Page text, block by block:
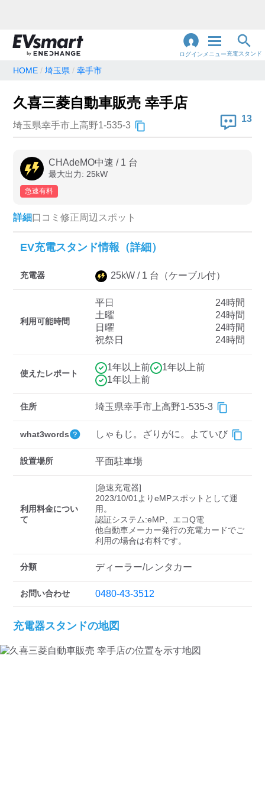
ログイン メニュー充電スタンド
地名・観光スポット・住所で検索
充電器の種類
急速充電器のみ表示
高速道路上のみ表示
認証システム
三菱ディーラーを表示
日産ディーラーを表示
急速-44kW-以上
検索する
HOME 埼玉県 幸手市
久喜三菱自動車販売 幸手店
埼玉県幸手市上高野1-535-3
13
CHAdeMO中速 / 1 台
最大出力: 25kW
急速有料
詳細口コミ 修正周辺スポット
EV充電スタンド情報（詳細）
充電器 25kW / 1 台 （ケーブル付）
利用可能時間
平日
24時間
土曜
24時間
日曜
24時間
祝祭日
24時間
使えたレポート
1年以上前
1年以上前
1年以上前
住所 埼玉県幸手市上高野1-535-3
what3words しゃもじ。ざりがに。よていび
設置場所 平面駐車場
利用料金につい
て
[急速充電器]
2023/10/01よりeMPスポットとして運
用。
認証システム:eMP、エコQ電
他自動車メーカー発行の充電カードでご
分類 ディーラー/レンタカー
お問い合わせ 0480-43-3512
充電器スタンドの地図